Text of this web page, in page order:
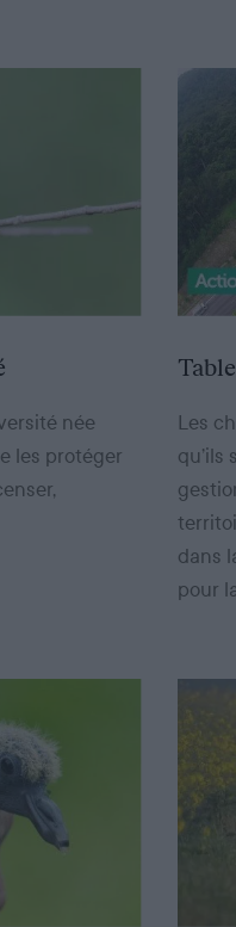
née
les protéger
Les
qu’ils
dans
pour